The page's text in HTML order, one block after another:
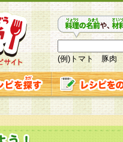
(例)トマト 豚肉